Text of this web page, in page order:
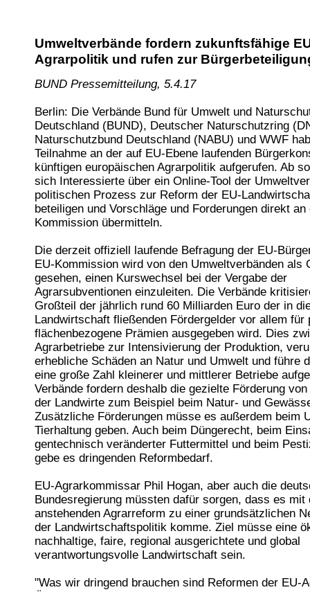
Umweltverbände fordern zukunftsfähige
Agrarpolitik und rufen zur
BUND Pressemitteilung, 5.4.17
Berlin: Die Verbände Bund für Umwelt und
Deutschland (BUND), Deutscher Naturschutzring
Naturschutzbund Deutschland (NABU) und WWF
Teilnahme an der auf EU-Ebene laufenden
künftigen europäischen Agrarpolitik aufgerufen. Ab
sich Interessierte über ein Online-Tool der
politischen Prozess zur Reform der EU-
beteiligen und Vorschläge und Forderungen direkt an
Kommission übermitteln.
Die derzeit offiziell laufende Befragung der EU-
EU-Kommission wird von den Umweltverbänden als
gesehen, einen Kurswechsel bei der Vergabe der
Agrarsubventionen einzuleiten. Die Verbände
Großteil der jährlich rund 60 Milliarden Euro der in
Landwirtschaft fließenden Fördergelder vor allem für
flächenbezogene Prämien ausgegeben wird. Dies
Agrarbetriebe zur Intensivierung der Produktion,
erhebliche Schäden an Natur und Umwelt und führe
eine große Zahl kleinerer und mittlerer Betriebe
Verbände fordern deshalb die gezielte Förderung
der Landwirte zum Beispiel beim Natur- und
Zusätzliche Förderungen müsse es außerdem beim
Tierhaltung geben. Auch beim Düngerecht, beim
gentechnisch veränderter Futtermittel und beim
gebe es dringenden Reformbedarf.
EU-Agrarkommissar Phil Hogan, aber auch die
Bundesregierung müssten dafür sorgen, dass es mit
anstehenden Agrarreform zu einer grundsätzlichen
der Landwirtschaftspolitik komme. Ziel müsse eine
nachhaltige, faire, regional ausgerichtete und global
verantwortungsvolle Landwirtschaft sein.
"Was wir dringend brauchen sind Reformen der EU-